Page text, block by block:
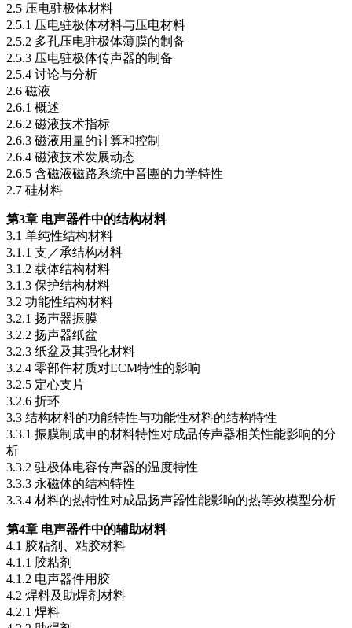
2.5 压电驻极体材料
2.5.1 压电驻极体材料与压电材料
2.5.2 多孔压电驻极体薄膜的制备
2.5.3 压电驻极体传声器的制备
2.5.4 讨论与分析
2.6 磁液
2.6.1 概述
2.6.2 磁液技术指标
2.6.3 磁液用量的计算和控制
2.6.4 磁液技术发展动态
2.6.5 含磁液磁路系统中音團的力学特性
2.7 硅材料
第3章 电声器件中的结构材料
3.1 单纯性结构材料
3.1.1 支／承结构材料
3.1.2 载体结构材料
3.1.3 保护结构材料
3.2 功能性结构材料
3.2.1 扬声器振膜
3.2.2 扬声器纸盆
3.2.3 纸盆及其强化材料
3.2.4 零部件材质对ECM特性的影响
3.2.5 定心支片
3.2.6 折环
3.3 结构材料的功能特性与功能性材料的结构特性
3.3.1 振膜制成申的材料特性对成品传声器相关性能影响的分
析
3.3.2 驻极体电容传声器的温度特性
3.3.3 永磁体的结构特性
3.3.4 材料的热特性对成品扬声器性能影响的热等效模型分析
第4章 电声器件中的辅助材料
4.1 胶粘剂、粘胶材料
4.1.1 胶粘剂
4.1.2 电声器件用胶
4.2 焊料及助焊剂材料
4.2.1 焊料